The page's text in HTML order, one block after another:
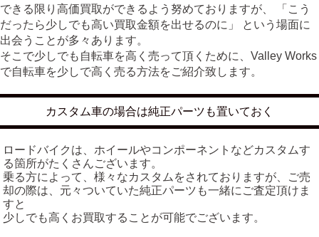
できる限り高価買取ができるよう努めておりますが、 「こう
だったら少しでも高い買取金額を出せるのに」 という場面に
出会うことが多々あります。
そこで少しでも自転車を高く売って頂くために、Valley Works
で自転車を少しで高く売る方法をご紹介致します。
カスタム車の場合は純正パーツも置いておく
ロードバイクは、ホイールやコンポーネントなどカスタムす
る箇所がたくさんございます。
乗る方によって、様々なカスタムをされておりますが、ご売
却の際は、元々ついていた純正パーツも一緒にご査定頂けま
すと
少しでも高くお買取することが可能でございます。